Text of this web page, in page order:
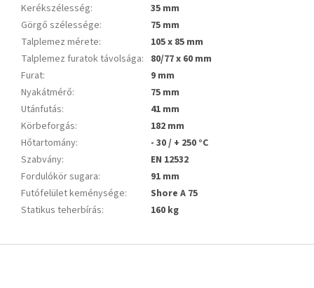
Kerékszélesség:
35 mm
Görgő szélessége:
75 mm
Talplemez mérete:
105 x 85 mm
Talplemez furatok távolsága: 80/77 x 60 mm
Furat:
9 mm
Nyakátmérő:
75 mm
Utánfutás:
41 mm
Körbeforgás:
182 mm
Hőtartomány:
- 30 / + 250 °C
Szabvány:
EN 12532
Fordulókör sugara:
91 mm
Futófelület keménysége:
Shore A 75
Statikus teherbírás: 160 kg